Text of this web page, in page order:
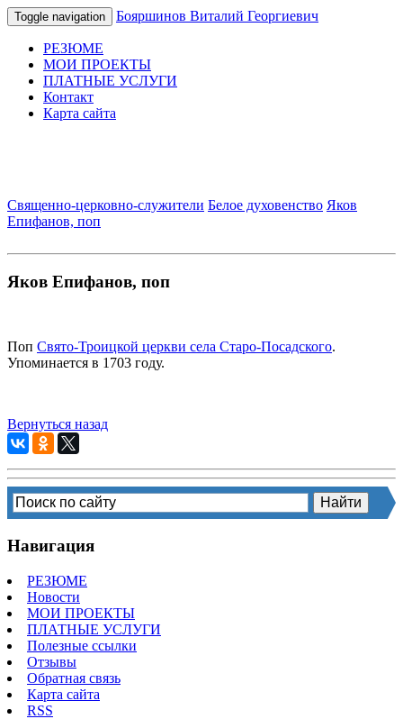
Toggle navigation Бояршинов Виталий Георгиевич
РЕЗЮМЕ
МОИ ПРОЕКТЫ
ПЛАТНЫЕ УСЛУГИ
Контакт
Карта сайта
Священно-церковно-служители Белое духовенство Яков
Епифанов, поп
Яков Епифанов, поп
Поп Свято-Троицкой церкви села Старо-Посадского.
Упоминается в 1703 году.
Вернуться назад
Навигация
РЕЗЮМЕ
Новости
МОИ ПРОЕКТЫ
ПЛАТНЫЕ УСЛУГИ
Полезные ссылки
Отзывы
Обратная связь
Карта сайта
RSS